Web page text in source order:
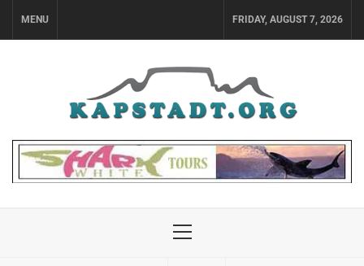
MENU FRIDAY, AUGUST 7, 2026
Menu